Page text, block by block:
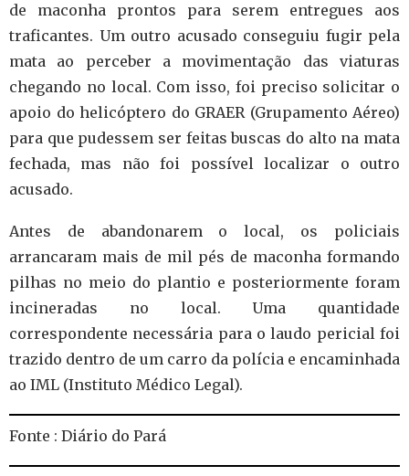
de maconha prontos para serem entregues aos
traficantes. Um outro acusado conseguiu fugir pela
mata ao perceber a movimentação das viaturas
chegando no local. Com isso, foi preciso solicitar o
apoio do helicóptero do GRAER (Grupamento Aéreo)
para que pudessem ser feitas buscas do alto na mata
fechada, mas não foi possível localizar o outro
acusado.
Antes de abandonarem o local, os policiais
arrancaram mais de mil pés de maconha formando
pilhas no meio do plantio e posteriormente foram
incineradas no local. Uma quantidade
correspondente necessária para o laudo pericial foi
trazido dentro de um carro da polícia e encaminhada
ao IML (Instituto Médico Legal).
Fonte : Diário do Pará